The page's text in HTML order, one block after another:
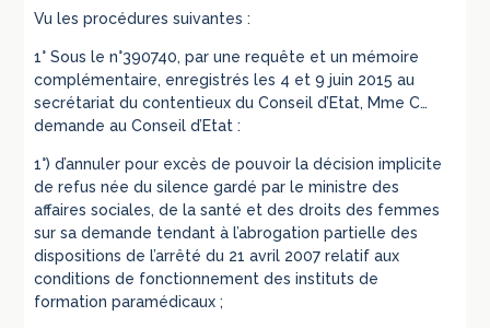
Vu les procédures suivantes :
1° Sous le n°390740, par une requête et un mémoire
complémentaire, enregistrés les 4 et 9 juin 2015 au
secrétariat du contentieux du Conseil d’Etat, Mme C…
demande au Conseil d’Etat :
1°) d’annuler pour excès de pouvoir la décision implicite
de refus née du silence gardé par le ministre des
affaires sociales, de la santé et des droits des femmes
sur sa demande tendant à l’abrogation partielle des
dispositions de l’arrêté du 21 avril 2007 relatif aux
conditions de fonctionnement des instituts de
formation paramédicaux ;